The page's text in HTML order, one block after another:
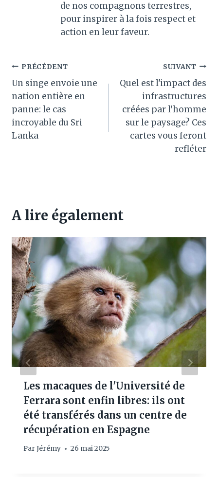
de nos compagnons terrestres,
pour inspirer à la fois respect et
action en leur faveur.
Navigation
de
l’article
PRÉCÉDENT
Un singe envoie une
nation entière en
panne: le cas
incroyable du Sri
Lanka
SUIVANT
Quel est l'impact des
infrastructures
créées par l'homme
sur le paysage? Ces
cartes vous feront
refléter
A lire également
Les macaques de l'Université de
Ferrara sont enfin libres: ils ont
été transférés dans un centre de
récupération en Espagne
Par Jérémy 26 mai 2025